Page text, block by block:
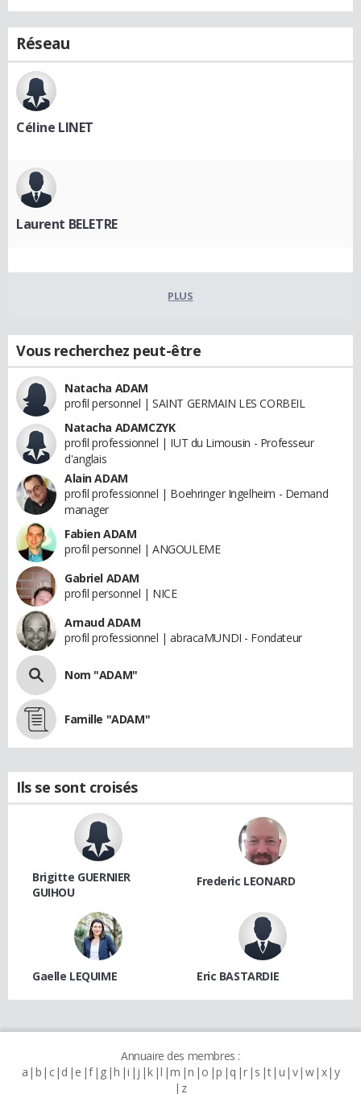
Réseau
Céline LINET
Laurent BELETRE
PLUS
Vous recherchez peut-être
Natacha ADAM
profil personnel | SAINT GERMAIN LES CORBEIL
Natacha ADAMCZYK
profil professionnel | IUT du Limousin - Professeur
d'anglais
Alain ADAM
profil professionnel | Boehringer Ingelheim - Demand
manager
Fabien ADAM
profil personnel | ANGOULEME
Gabriel ADAM
profil personnel | NICE
Arnaud ADAM
profil professionnel | abracaMUNDI - Fondateur
Nom "ADAM"
Famille "ADAM"
Ils se sont croisés
Brigitte GUERNIER
GUIHOU
Frederic LEONARD
Gaelle LEQUIME Eric BASTARDIE
Annuaire des membres :
a b c d e f g h i j k l m n o p q r s t u v w x y
z